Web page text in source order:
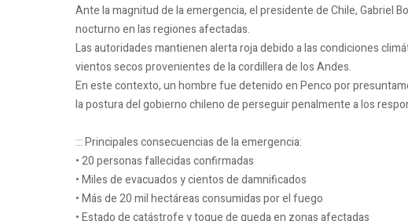
Ante la magnitud de la emergencia, el presidente de Chile, Gabriel
nocturno en las regiones afectadas.
Las autoridades mantienen alerta roja debido a las condiciones
vientos secos provenientes de la cordillera de los Andes.
En este contexto, un hombre fue detenido en Penco por
la postura del gobierno chileno de perseguir penalmente a los
::: Principales consecuencias de la emergencia:
• 20 personas fallecidas confirmadas
• Miles de evacuados y cientos de damnificados
• Más de 20 mil hectáreas consumidas por el fuego
• Estado de catástrofe y toque de queda en zonas afectadas